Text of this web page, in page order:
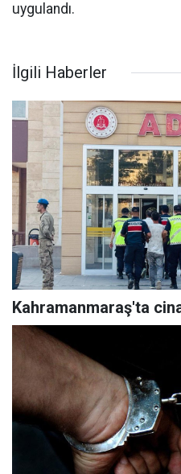
uygulandı.
İlgili Haberler
Kahramanmaraş'ta